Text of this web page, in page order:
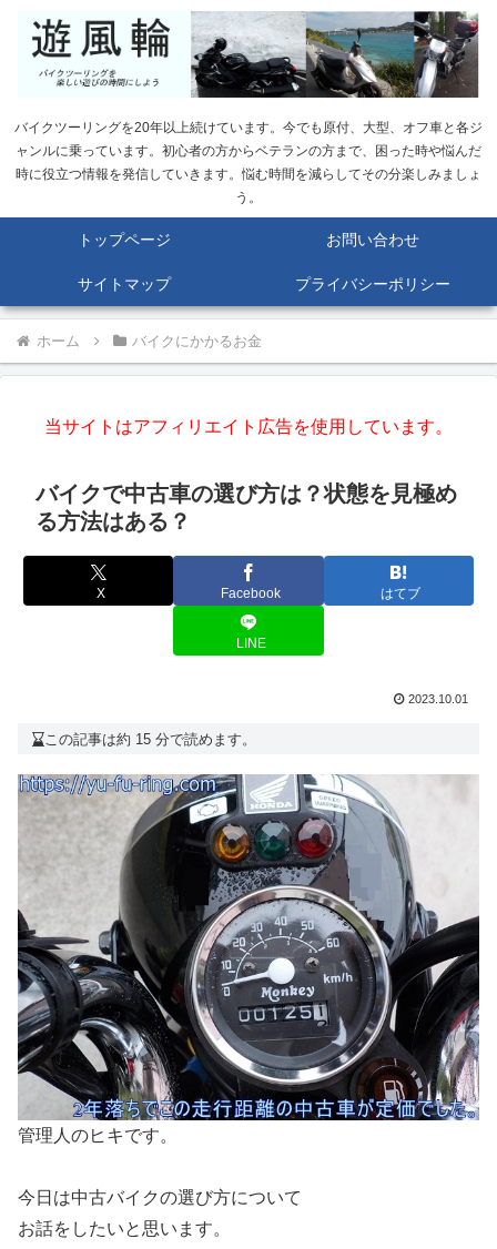
バイクツーリングを20年以上続けています。今でも原付、大型、オフ車と各ジ
ャンルに乗っています。初心者の方からベテランの方まで、困った時や悩んだ
時に役立つ情報を発信していきます。悩む時間を減らしてその分楽しみましょ
う。
トップページ お問い合わせ
サイトマップ プライバシーポリシー
ホーム バイクにかかるお金
当サイトはアフィリエイト広告を使用しています。
バイクで中古車の選び方は？状態を見極め
る方法はある？
X Facebook はてブ
LINE
2023.10.01
この記事は約 15 分で読めます。
管理人のヒキです。
今日は中古バイクの選び方について
お話をしたいと思います。